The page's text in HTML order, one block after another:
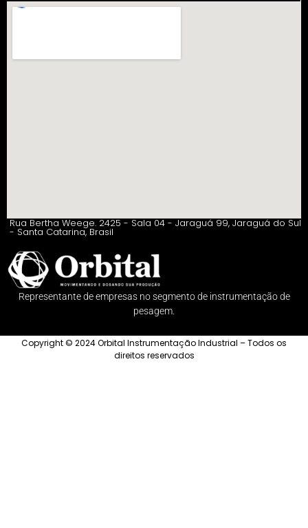
Rua Bertha Weege. 2425 - Sala 04 - Jaraguá 99, Jaraguá do Sul
- Santa Catarina, Brasil
Representante de empresas no segmento de instrumentação de
pesagem.
Copyright © 2024 Orbital Instrumentação Industrial – Todos os
direitos reservados